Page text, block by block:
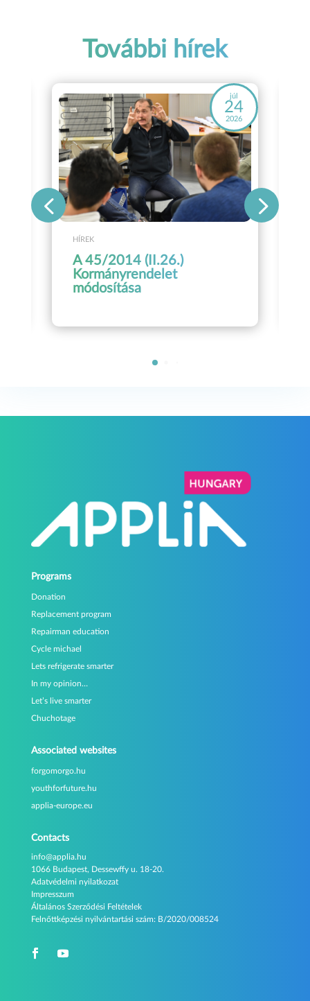
További hírek
júl
24
2026
HÍREK
A 45/2014 (II.26.)
Kormányrendelet
módosítása
Programs
Donation
Replacement program
Repairman education
Cycle michael
Lets refrigerate smarter
In my opinion…
Let’s live smarter
Chuchotage
Associated websites
forgomorgo.hu
youthforfuture.hu
applia-europe.eu
Contacts
info@applia.hu
1066 Budapest, Dessewffy u. 18-20.
Adatvédelmi nyilatkozat
Impresszum
Általános Szerződési Feltételek
Felnőttképzési nyilvántartási szám:B/2020/008524